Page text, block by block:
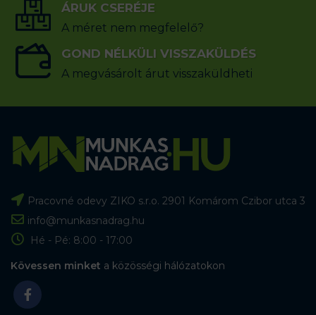
ÁRUK CSERÉJE
A méret nem megfelelő?
GOND NÉLKÜLI VISSZAKÜLDÉS
A megvásárolt árut visszaküldheti
Pracovné odevy ZIKO s.r.o. 2901 Komárom Czibor utca 3
info@munkasnadrag.hu
Hé - Pé: 8:00 - 17:00
Kövessen minket a közösségi hálózatokon